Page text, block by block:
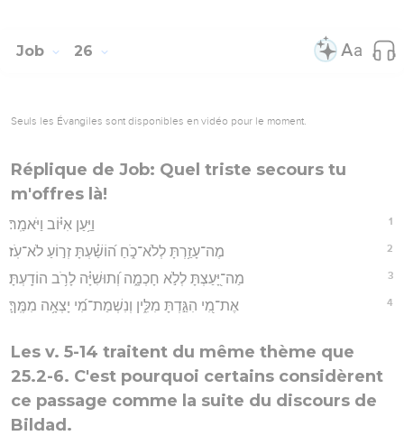
Job 26
Seuls les Évangiles sont disponibles en vidéo pour le moment.
Réplique de Job: Quel triste secours tu
m'offres là!
1 וַיַּ֥עַן אִיּ֗וֹב וַיֹּאמַֽר׃
2 מֶה־עָזַ֥רְתָּ לְלֹא־כֹ֑חַ ה֝וֹשַׁ֗עְתָּ זְר֣וֹעַ לֹא־עֹֽז׃
3 מַה־יָּ֭עַצְתָּ לְלֹ֣א חָכְמָ֑ה וְ֝תוּשִׁיָּ֗ה לָרֹ֥ב הוֹדָֽעְתָּ׃
4 אֶת־מִ֭י הִגַּ֣דְתָּ מִלִּ֑ין וְנִשְׁמַת־מִ֝י יָצְאָ֥ה מִמֶּֽךָּ׃
Les v. 5-14 traitent du même thème que
25.2-6. C'est pourquoi certains considèrent
ce passage comme la suite du discours de
Bildad.